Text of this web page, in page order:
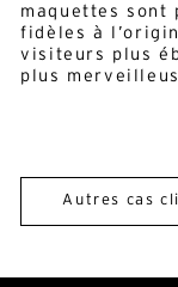
maquettes sont
fidèles à
visiteurs plus
plus
Autres cas